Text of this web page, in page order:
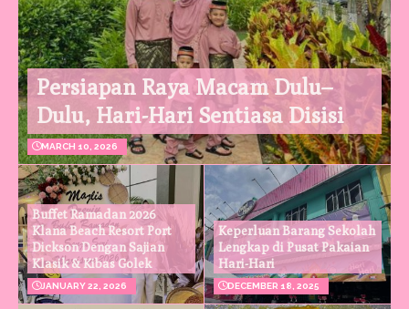
Persiapan Raya Macam Dulu–
Dulu, Hari-Hari Sentiasa Disisi
MARCH 10, 2026
Buffet Ramadan 2026
Klana Beach Resort Port
Dickson Dengan Sajian
Klasik & Kibas Golek
JANUARY 22, 2026
Keperluan Barang Sekolah
Lengkap di Pusat Pakaian
Hari-Hari
DECEMBER 18, 2025